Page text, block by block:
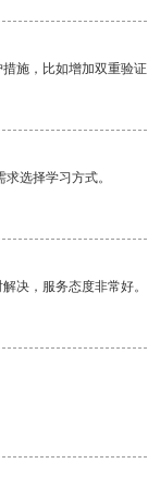
施，比如增加双重验
选择学习方式。
决，服务态度非常好。